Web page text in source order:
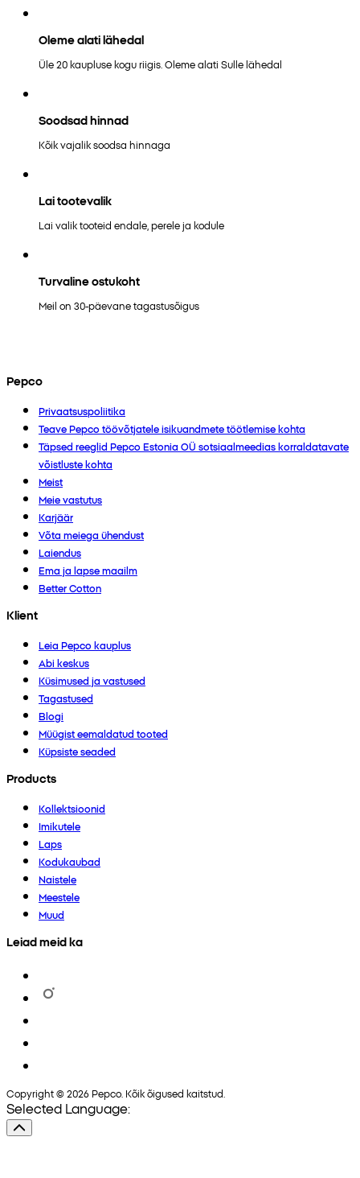
Oleme alati lähedal
Üle 20 kaupluse kogu riigis. Oleme alati Sulle lähedal
Soodsad hinnad
Kõik vajalik soodsa hinnaga
Lai tootevalik
Lai valik tooteid endale, perele ja kodule
Turvaline ostukoht
Meil on 30-päevane tagastusõigus
Pepco
Privaatsuspoliitika
Teave Pepco töövõtjatele isikuandmete töötlemise kohta
Täpsed reeglid Pepco Estonia OÜ sotsiaalmeedias korraldatavate
võistluste kohta
Meist
Meie vastutus
Karjäär
Võta meiega ühendust
Laiendus
Ema ja lapse maailm
Better Cotton
Klient
Leia Pepco kauplus
Abi keskus
Küsimused ja vastused
Tagastused
Blogi
Müügist eemaldatud tooted
Küpsiste seaded
Products
Kollektsioonid
Imikutele
Laps
Kodukaubad
Naistele
Meestele
Muud
Leiad meid ka
Copyright © 2026 Pepco. Kõik õigused kaitstud.
Selected Language: